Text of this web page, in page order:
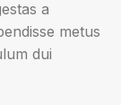
a
metus
dui